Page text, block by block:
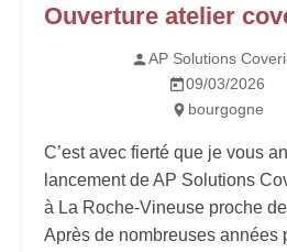
Ouverture atelier
AP Solutions
09/03/2026
bourgogne
C’est avec fierté que je vous
lancement de AP Solutions
à La Roche-Vineuse proche
Après de nombreuses années